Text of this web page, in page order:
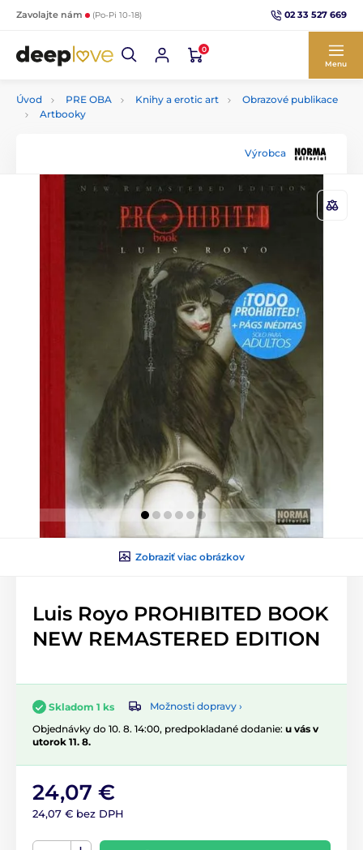
Zavolajte nám (Po-Pi 10-18) 02 33 527 669
0
Menu
Úvod PRE OBA Knihy a erotic art
Obrazové publikace
Artbooky
Výrobca
Zobraziť viac obrázkov
Luis Royo PROHIBITED BOOK
NEW REMASTERED EDITION
Skladom 1 ks
Možnosti dopravy ›
Objednávky do 10. 8. 14:00, predpokladané dodanie: u vás v
utorok 11. 8.
24,07 €
24,07 € bez DPH